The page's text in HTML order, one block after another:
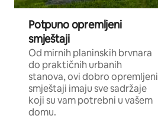
Potpuno opremljeni
smještaji
Od mirnih planinskih brvnara
do praktičnih urbanih
stanova, ovi dobro opremljeni
smještaji imaju sve sadržaje
koji su vam potrebni u vašem
domu.